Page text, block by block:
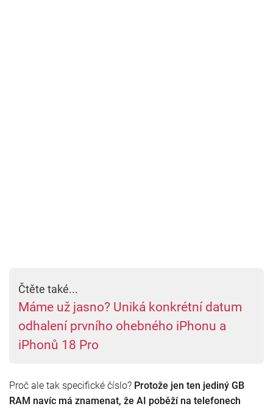
Čtěte také...
Máme už jasno? Uniká konkrétní datum
odhalení prvního ohebného iPhonu a
iPhonů 18 Pro
Proč ale tak specifické číslo? Protože jen ten jediný GB
RAM navíc má znamenat, že AI poběží na telefonech